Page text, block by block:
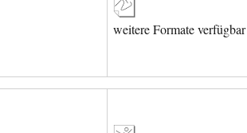
weitere Formate verfügbar